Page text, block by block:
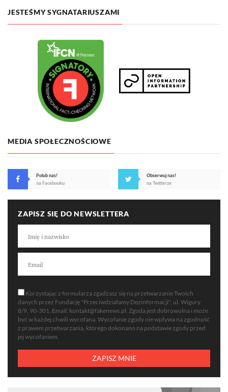
JESTEŚMY SYGNATARIUSZAMI
MEDIA SPOŁECZNOŚCIOWE
Polub nas!
na Facebooku
Obserwuj nas!
na Twitterze
ZAPISZ SIĘ DO NEWSLETTERA
Korzystając z formularza zgadzasz się na przetwarzanie Twoich
danych przez Fundację "Przeciwdziałamy Dezinformacji", ul. Wigury
8/9, 90-301. Email: kontakt@fakenews.pl . Zgoda jest dobrowolna i może
być w każdej chwili wycofana. Wycofanie zgody nie wpływa na zgodność
z prawem przetwarzania, którego dokonano na podstawie zgody przed
jej wycofaniem.